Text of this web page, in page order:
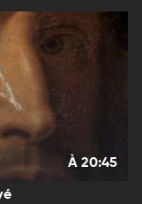
À 20:45